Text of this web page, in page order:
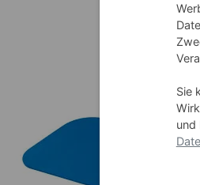
Sie
und